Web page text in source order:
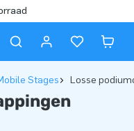
Stages Losse